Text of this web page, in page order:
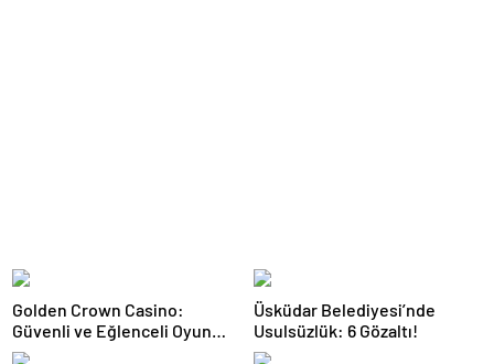
Golden Crown Casino:
Güvenli ve Eğlenceli Oyun
Deneyimi
Üsküdar Belediyesi’nde
Usulsüzlük: 6 Gözaltı!